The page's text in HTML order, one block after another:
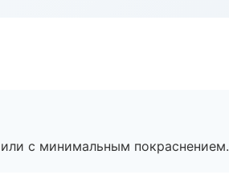
с минимальным покраснением.